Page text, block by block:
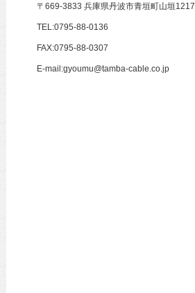
〒669-3833 兵庫県丹波市青垣町山垣1217
TEL:0795-88-0136
FAX:0795-88-0307
E-mail:gyoumu@tamba-cable.co.jp